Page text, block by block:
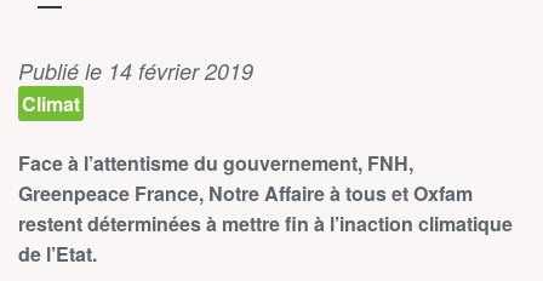
Publié le 14 février 2019
Climat
Face à l’attentisme du gouvernement, FNH,
Greenpeace France, Notre Affaire à tous et Oxfam
restent déterminées à mettre fin à l’inaction climatique
de l’Etat.